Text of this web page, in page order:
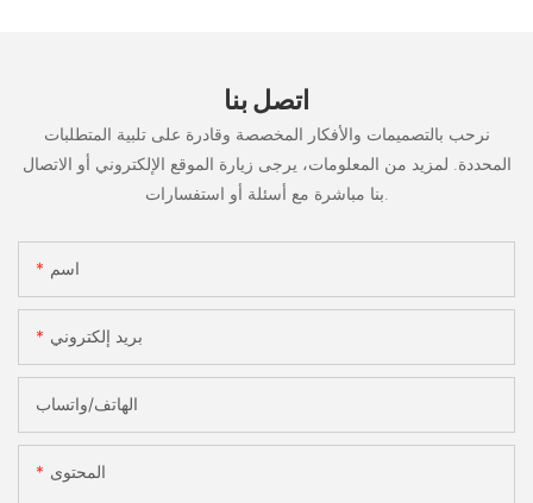
اتصل بنا
نرحب بالتصميمات والأفكار المخصصة وقادرة على تلبية المتطلبات
المحددة. لمزيد من المعلومات، يرجى زيارة الموقع الإلكتروني أو الاتصال
اسم
بريد إلكتروني
الهاتف/واتساب
المحتوى